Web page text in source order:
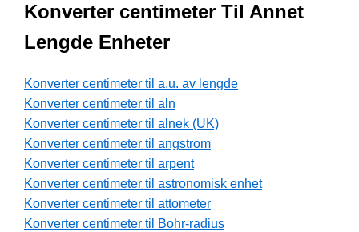
Konverter centimeter Til Annet
Lengde Enheter
Konverter centimeter til a.u. av lengde
Konverter centimeter til aln
Konverter centimeter til alnek (UK)
Konverter centimeter til angstrom
Konverter centimeter til arpent
Konverter centimeter til astronomisk enhet
Konverter centimeter til attometer
Konverter centimeter til Bohr-radius